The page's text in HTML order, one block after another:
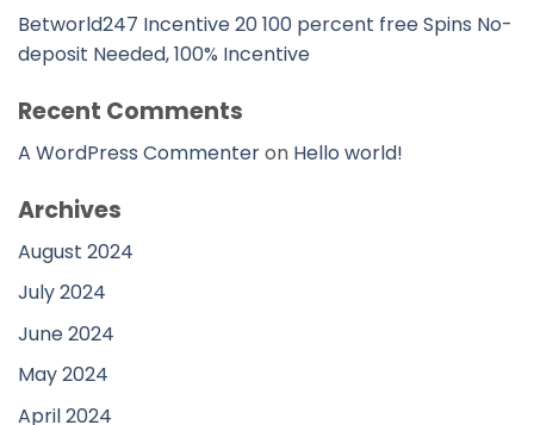
Betworld247 Incentive 20 100 percent free Spins No-
deposit Needed, 100% Incentive
Recent Comments
A WordPress Commenteron Hello world!
Archives
August 2024
July 2024
June 2024
May 2024
April 2024